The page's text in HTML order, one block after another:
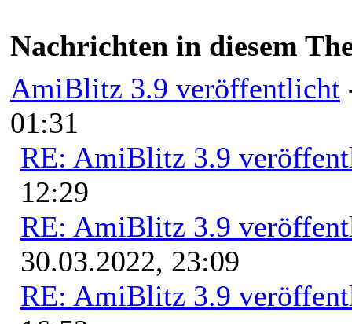
Nachrichten in diesem
AmiBlitz 3.9 veröffentlicht
01:31
RE: AmiBlitz 3.9
12:29
RE: AmiBlitz 3.9
30.03.2022, 23:09
RE: AmiBlitz 3.9